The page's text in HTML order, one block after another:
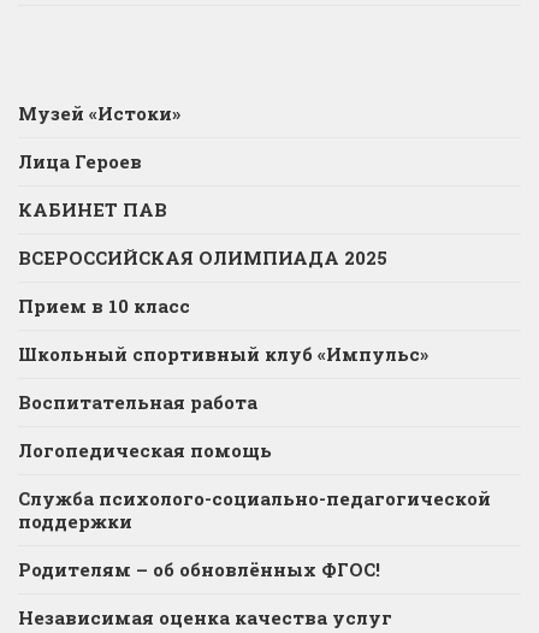
Музей «Истоки»
Лица Героев
КАБИНЕТ ПАВ
ВСЕРОССИЙСКАЯ ОЛИМПИАДА 2025
Прием в 10 класс
Школьный спортивный клуб «Импульс»
Воспитательная работа
Логопедическая помощь
Служба психолого-социально-педагогической
поддержки
Родителям – об обновлённых ФГОС!
Независимая оценка качества услуг